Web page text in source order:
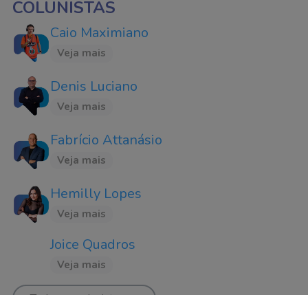
COLUNISTAS
Caio Maximiano
Veja mais
Denis Luciano
Veja mais
Fabrício Attanásio
Veja mais
Hemilly Lopes
Veja mais
Joice Quadros
Veja mais